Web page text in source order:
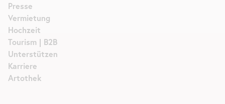
Presse
Vermietung
Hochzeit
Tourism | B2B
Unterstützen
Karriere
Artothek